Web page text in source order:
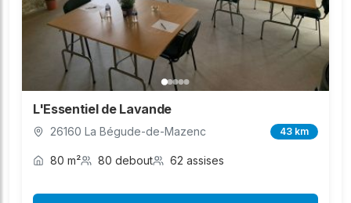
L'Essentiel de Lavande
26160 La Bégude-de-Mazenc 43 km
80 m² 80 debout 62 assises